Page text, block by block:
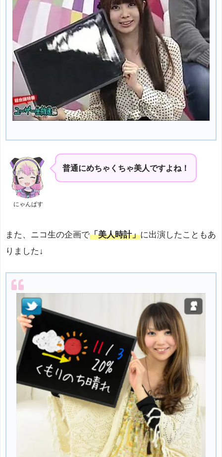
にゃんぱす
普通にめちゃくちゃ美人ですよね！
また、ニコ生の企画で「美人時計」に出演したこともあ
りました↓